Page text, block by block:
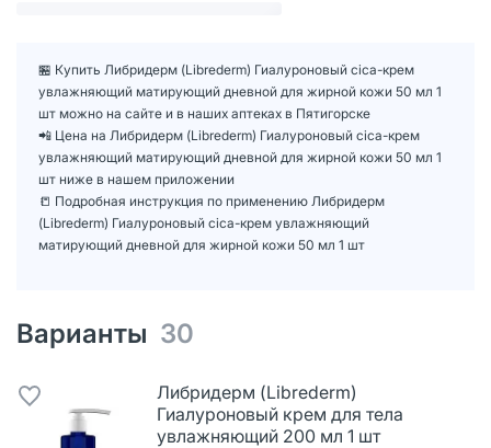
🏪 Купить Либридерм (Librederm) Гиалуроновый cica-крем
увлажняющий матирующий дневной для жирной кожи 50 мл 1
шт можно на сайте и в наших аптеках в Пятигорске
📲 Цена на Либридерм (Librederm) Гиалуроновый cica-крем
увлажняющий матирующий дневной для жирной кожи 50 мл 1
шт ниже в нашем приложении
📒 Подробная инструкция по применению Либридерм
(Librederm) Гиалуроновый cica-крем увлажняющий
матирующий дневной для жирной кожи 50 мл 1 шт
Варианты 30
Либридерм (Librederm)
Гиалуроновый крем для тела
увлажняющий 200 мл 1 шт